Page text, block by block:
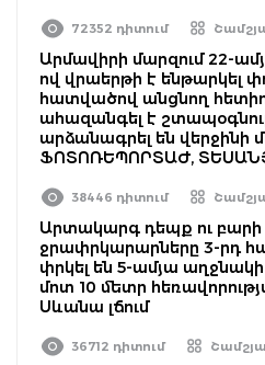
72352 դիտում
Արմավիրի մարզում 22-
ով վրաերթի է ենթարկել
հատվածով անցնող
ահազանգել է
արձանագրել են վերջինի
ՖՈՏՈՌԵՊՈՐՏԱԺ,
38446 դիտում
Արտակարգ դեպք ու բարի
ջրափրկարարները 3-րդ
փրկել են 5-ամյա
մոտ 10 մետր
Սևանա լճում
36712 դիտում